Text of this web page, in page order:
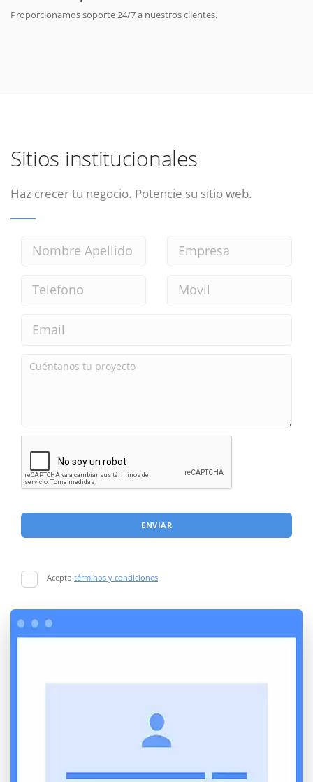
Proporcionamos soporte 24/7 a nuestros clientes.
Sitios institucionales
Haz crecer tu negocio. Potencie su sitio web.
ENVIAR
Acepto términos y condiciones